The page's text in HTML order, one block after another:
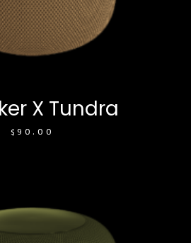
X Tundra
$ 90.00